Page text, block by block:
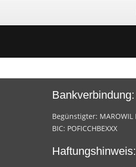
Bankverbindung:
Begünstigter:
BIC: POFICCHBEXXX
Haftungshinweis: